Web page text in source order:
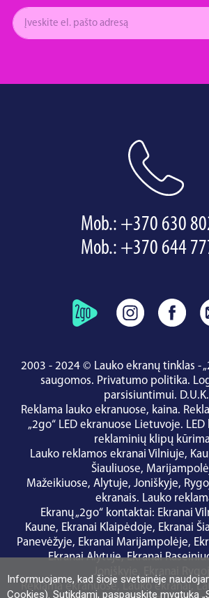
Informuojame, kad šioje svetainėje
Cookies). Sutikdami, paspauskite mygtuką
Mob.: +370 630
Mob.: +370 644
2003 - 2024 © Lauko ekranų tinklas -
saugomos. Privatumo politika.
parsisiuntimui. D.U.K.
Reklama lauko ekranuose, kaina.
„2go“ LED ekranuose Lietuvoje.
reklaminių klipų
Lauko reklamos ekranai Vilniuje,
Šiauliuose,
Mažeikiuose, Alytuje, Joniškyje,
ekranais. Lauko
Ekranų „2go“ kontaktai: Ekranai
Kaune, Ekranai Klaipėdoje, Ekranai
Panevėžyje, Ekranai Marijampolėje,
Ekranai Alytuje,Ekranai
Joniškyje
Ekranai
Reklama ekranuose
Lauko ekranai